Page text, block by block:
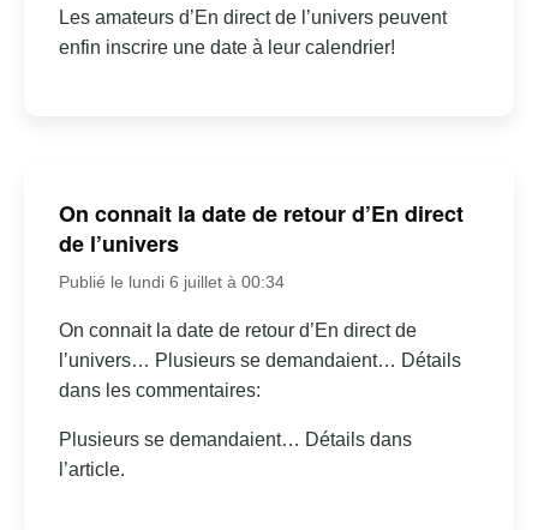
Les amateurs d’En direct de l’univers peuvent
enfin inscrire une date à leur calendrier!
On connait la date de retour d’En direct
de l’univers
Publié le lundi 6 juillet à 00:34
On connait la date de retour d’En direct de
l’univers… Plusieurs se demandaient… Détails
dans les commentaires:
Plusieurs se demandaient… Détails dans
l’article.